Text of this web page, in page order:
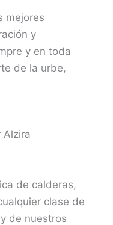
mejores
y
y en toda
de la urbe,
Alzira
de calderas,
clase de
de nuestros